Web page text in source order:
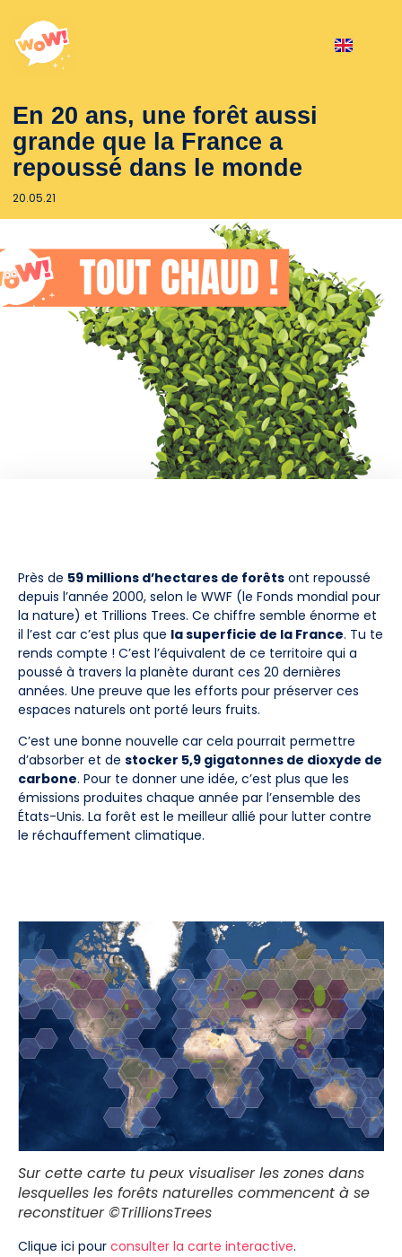
En 20 ans, une forêt aussi
grande que la France a
repoussé dans le monde
20.05.21
Près de 59 millions d’hectares de forêts ont repoussé
depuis l’année 2000, selon le WWF (le Fonds mondial pour
la nature) et Trillions Trees. Ce chiffre semble énorme et
il l’est car c’est plus que la superficie de la France. Tu te
rends compte ! C’est l’équivalent de ce territoire qui a
poussé à travers la planète durant ces 20 dernières
années. Une preuve que les efforts pour préserver ces
espaces naturels ont porté leurs fruits.
C’est une bonne nouvelle car cela pourrait permettre
d’absorber et de stocker 5,9 gigatonnes de dioxyde de
carbone. Pour te donner une idée, c’est plus que les
émissions produites chaque année par l’ensemble des
États-Unis. La forêt est le meilleur allié pour lutter contre
le réchauffement climatique.
Sur cette carte tu peux visualiser les zones dans
lesquelles les forêts naturelles commencent à se
reconstituer ©TrillionsTrees
Clique ici pour consulter la carte interactive.